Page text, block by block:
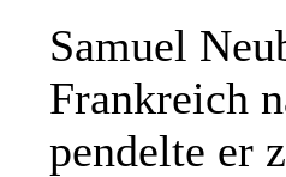
Samuel
Frankreich
pendelte er